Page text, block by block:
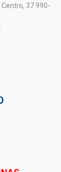
Centro, 37.990-
: